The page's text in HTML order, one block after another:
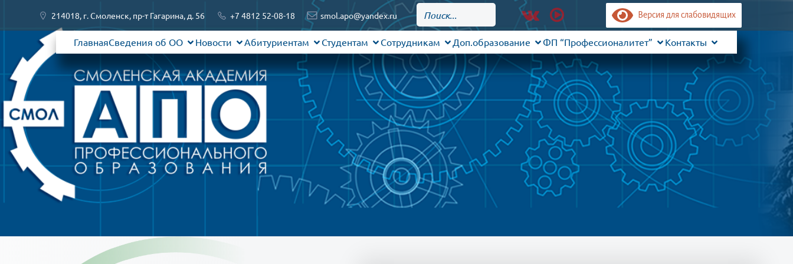
214018, г. Смоленск, пр-т Гагарина, д. 56 +7 4812 52-08-18 smol.apo@yandex.ru Версия для слабовидящих
ГлавнаяСведения об ОО Новости Абитуриентам Студентам Сотрудникам Доп.образование ФП “Профессионалитет” Контакты